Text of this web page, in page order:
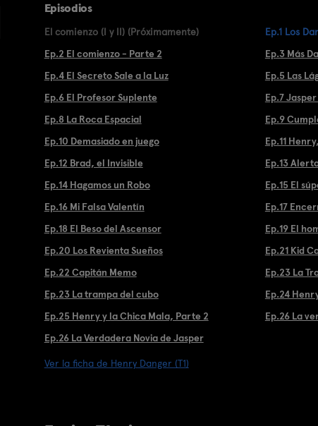
Episodios
El comienzo (I y II) (Próximamente)
Ep.1 Los
Ep.2 El comienzo - Parte 2
Ep.3 Más
Ep.4 El Secreto Sale a la Luz
Ep.5 Las
Ep.6 El Profesor Suplente
Ep.7
Ep.8 La Roca Espacial
Ep.9
Ep.10 Demasiado en juego
Ep.11
Ep.12 Brad, el Invisible
Ep.13
Ep.14 Hagamos un Robo
Ep.15 El
Ep.16 Mi Falsa Valentín
Ep.17
Ep.18 El Beso del Ascensor
Ep.19 El
Ep.20 Los Revienta Sueños
Ep.21 Kid
Ep.22 Capitán Memo
Ep.23 La
Ep.23 La trampa del cubo
Ep.24
Ep.25 Henry y la Chica Mala, Parte 2
Ep.26 La
Ep.26 La Verdadera Novia de Jasper
Ver la ficha de Henry Danger (T1)